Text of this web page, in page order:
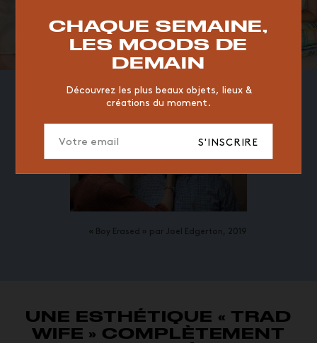
Nara Aziza et son mari Lucky Blue Smith
« Boy Erased » par Joel Edgerton, 2019
UNE ESTHÉTIQUE « TRAD
WIFE » COMPLÈTEMENT
CHAQUE SEMAINE,
LES MOODS DE
DEMAIN
Découvrez les plus beaux objets, lieux &
créations du moment.
S'INSCRIRE
RESTAURANT VINTAGE MOODBOARD
BOIS
JAUNE
HÔTEL
ORGANIQUE
MEMPHIS ÉDITIONS
VASE
ICONIC
2023